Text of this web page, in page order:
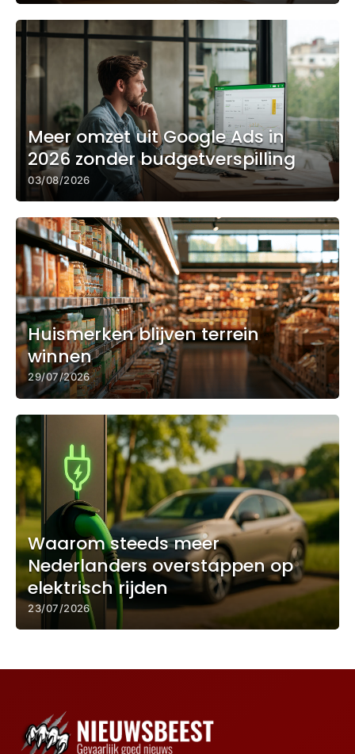
Meer omzet uit Google Ads in
2026 zonder budgetverspilling
03/08/2026
Huismerken blijven terrein
winnen
29/07/2026
Waarom steeds meer
Nederlanders overstappen op
elektrisch rijden
23/07/2026